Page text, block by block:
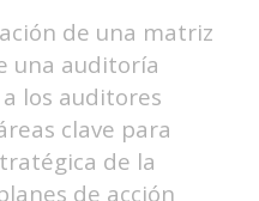
de una matriz
una auditoría
los auditores
clave para
de la
de acción